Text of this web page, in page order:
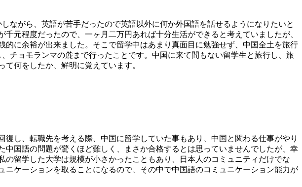
ながら、英語が苦手だったので英語以外に何か外国語を話せるようになりたいと
元程度だったので、一ヶ月二万円あれば十分生活ができると考えていましたが、
に余裕が出来ました。そこで留学中はあまり真面目に勉強せず、中国全土を旅行
チョモランマの麓まで行ったことです。中国に来て間もない留学生と旅行し、旅
何をしたか、鮮明に覚えています。
し、転職先を考える際、中国に留学していた事もあり、中国と関わる仕事がやり
国語の問題が驚くほど難しく、まさか合格するとは思っていませんでしたが、幸
留学した大学は規模が小さかったこともあり、日本人のコミュニティだけでな
ケーションを取ることになるので、その中で中国語のコミュニケーション能力が